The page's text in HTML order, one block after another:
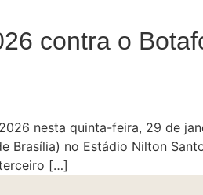
contra o
nesta quinta-feira, 29 de
no Estádio Nilton
[…]